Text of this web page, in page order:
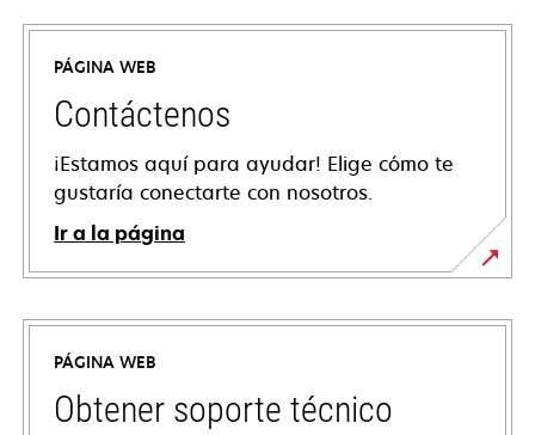
PÁGINA WEB
Contáctenos
¡Estamos aquí para ayudar! Elige cómo te
gustaría conectarte con nosotros.
Ir a la página
PÁGINA WEB
Obtener soporte técnico